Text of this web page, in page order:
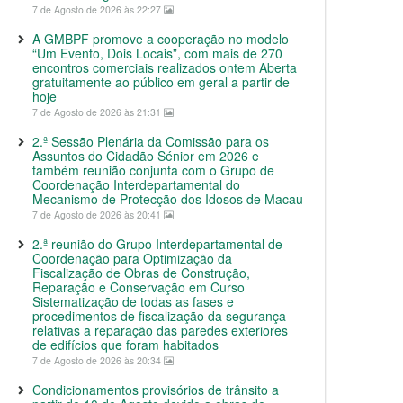
7 de Agosto de 2026 às 22:27
A GMBPF promove a cooperação no modelo
“Um Evento, Dois Locais”, com mais de 270
encontros comerciais realizados ontem Aberta
gratuitamente ao público em geral a partir de
hoje
7 de Agosto de 2026 às 21:31
2.ª Sessão Plenária da Comissão para os
Assuntos do Cidadão Sénior em 2026 e
também reunião conjunta com o Grupo de
Coordenação Interdepartamental do
Mecanismo de Protecção dos Idosos de Macau
7 de Agosto de 2026 às 20:41
2.ª reunião do Grupo Interdepartamental de
Coordenação para Optimização da
Fiscalização de Obras de Construção,
Reparação e Conservação em Curso
Sistematização de todas as fases e
procedimentos de fiscalização da segurança
relativas a reparação das paredes exteriores
de edifícios que foram habitados
7 de Agosto de 2026 às 20:34
Condicionamentos provisórios de trânsito a